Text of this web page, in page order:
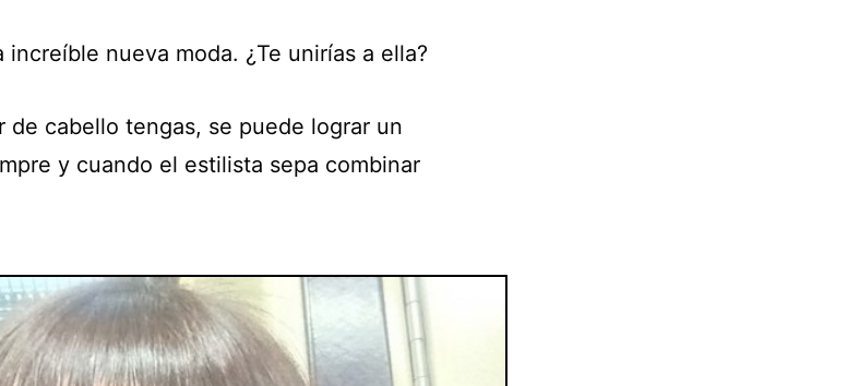
nueva moda. ¿Te unirías a ella?
de cabello tengas, se puede lograr un
y cuando el estilista sepa combinar